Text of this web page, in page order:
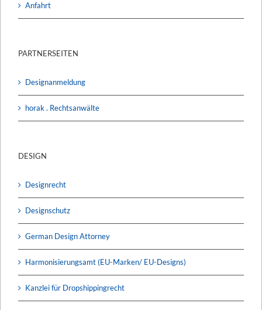
Anfahrt
PARTNERSEITEN
Designanmeldung
horak . Rechtsanwälte
DESIGN
Designrecht
Designschutz
German Design Attorney
Harmonisierungsamt (EU-Marken/ EU-Designs)
Kanzlei für Dropshippingrecht